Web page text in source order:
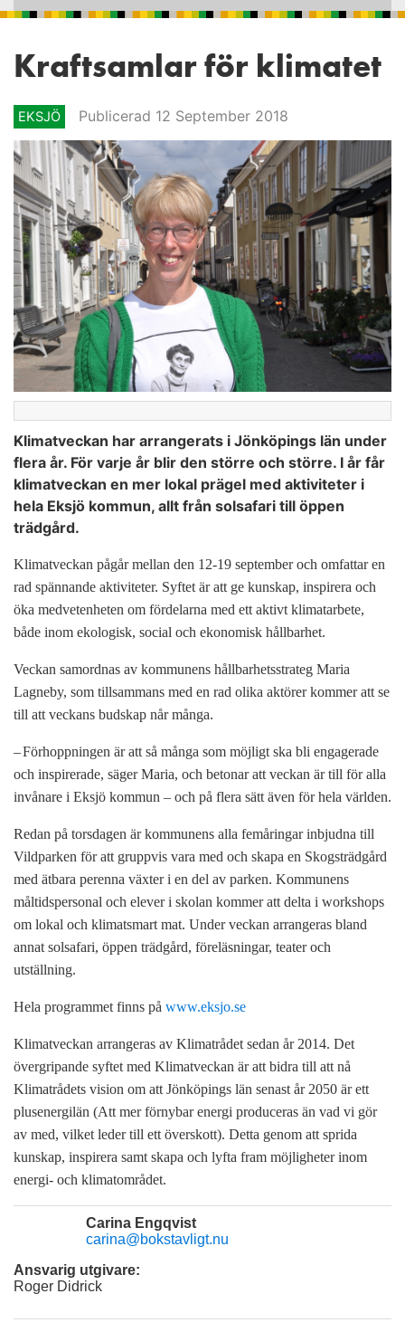
Kraftsamlar för klimatet
EKSJÖ Publicerad 12 September 2018
Klimatveckan har arrangerats i Jönköpings län under
flera år. För varje år blir den större och större. I år får
klimatveckan en mer lokal prägel med aktiviteter i
hela Eksjö kommun, allt från solsafari till öppen
trädgård.
Klimatveckan pågår mellan den 12-19 september och omfattar en
rad spännande aktiviteter. Syftet är att ge kunskap, inspirera och
öka medvetenheten om fördelarna med ett aktivt klimatarbete,
både inom ekologisk, social och ekonomisk hållbarhet.
Veckan samordnas av kommunens hållbarhetsstrateg Maria
Lagneby, som tillsammans med en rad olika aktörer kommer att se
till att veckans budskap når många.
–Förhoppningen är att så många som möjligt ska bli engagerade
och inspirerade, säger Maria, och betonar att veckan är till för alla
invånare i Eksjö kommun – och på flera sätt även för hela världen.
Redan på torsdagen är kommunens alla femåringar inbjudna till
Vildparken för att gruppvis vara med och skapa en Skogsträdgård
med ätbara perenna växter i en del av parken. Kommunens
måltidspersonal och elever i skolan kommer att delta i workshops
om lokal och klimatsmart mat. Under veckan arrangeras bland
annat solsafari, öppen trädgård, föreläsningar, teater och
utställning.
Hela programmet finns på www.eksjo.se
Klimatveckan arrangeras av Klimatrådet sedan år 2014. Det
övergripande syftet med Klimatveckan är att bidra till att nå
Klimatrådets vision om att Jönköpings län senast år 2050 är ett
plusenergilän (Att mer förnybar energi produceras än vad vi gör
av med, vilket leder till ett överskott). Detta genom att sprida
kunskap, inspirera samt skapa och lyfta fram möjligheter inom
energi- och klimatområdet.
Carina Engqvist
carina@bokstavligt.nu
Ansvarig utgivare:
Roger Didrick